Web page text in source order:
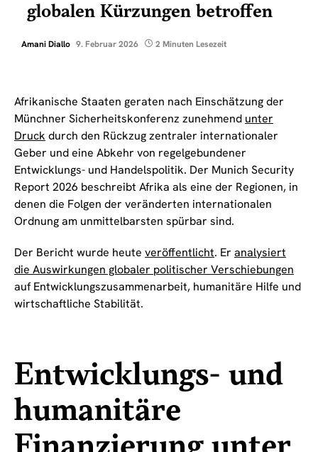
globalen Kürzungen betroffen
Amani Diallo 9. Februar 2026 2 Minuten Lesezeit
Afrikanische Staaten geraten nach Einschätzung der
Münchner Sicherheitskonferenz zunehmend unter
Druck durch den Rückzug zentraler internationaler
Geber und eine Abkehr von regelgebundener
Entwicklungs- und Handelspolitik. Der Munich Security
Report 2026 beschreibt Afrika als eine der Regionen, in
denen die Folgen der veränderten internationalen
Ordnung am unmittelbarsten spürbar sind.
Der Bericht wurde heute veröffentlicht. Er analysiert
die Auswirkungen globaler politischer Verschiebungen
auf Entwicklungszusammenarbeit, humanitäre Hilfe und
wirtschaftliche Stabilität.
Entwicklungs- und
humanitäre